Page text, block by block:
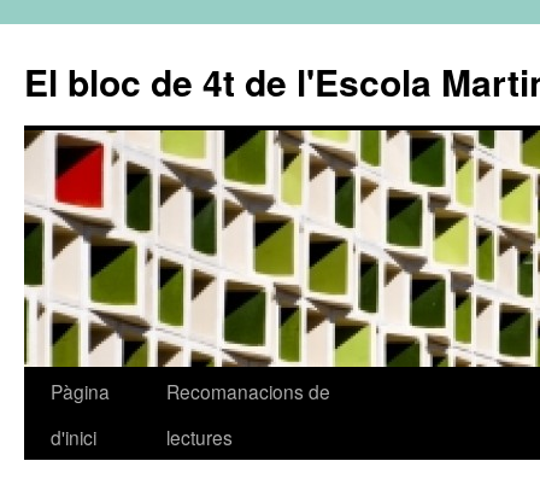
El bloc de 4t de l'Escola
Vés
Pàgina
d'inici
Recomanacions de
lectures